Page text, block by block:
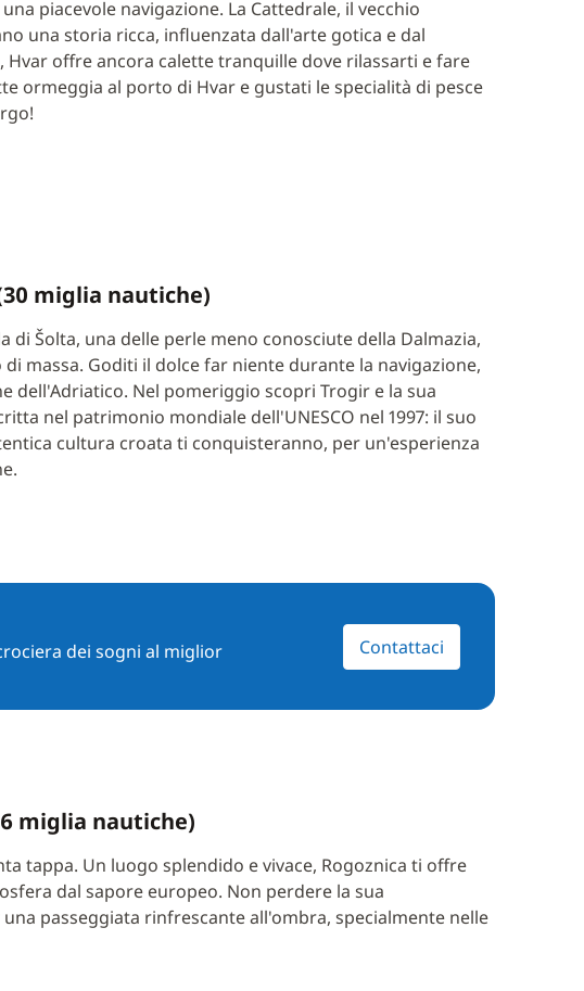
piacevole navigazione. La Cattedrale, il vecchio
una storia ricca, influenzata dall'arte gotica e dal
Hvar offre ancora calette tranquille dove rilassarti e fare
ormeggia al porto di Hvar e gustati le specialità di pesce
miglia nautiche)
di Šolta, una delle perle meno conosciute della Dalmazia,
massa. Goditi il dolce far niente durante la navigazione,
dell'Adriatico. Nel pomeriggio scopri Trogir e la sua
nel patrimonio mondiale dell'UNESCO nel 1997: il suo
cultura croata ti conquisteranno, per un'esperienza
dei sogni al miglior
Contattaci
miglia nautiche)
tappa. Un luogo splendido e vivace, Rogoznica ti offre
dal sapore europeo. Non perdere la sua
passeggiata rinfrescante all'ombra, specialmente nelle